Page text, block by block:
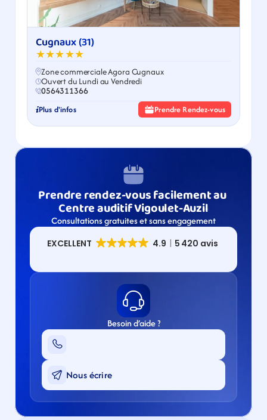
Cugnaux (31)
★★★★★
Zone commerciale Agora Cugnaux
Ouvert du Lundi au Vendredi
0564311366
Plus d'infos Prendre Rendez-vous
Prendre rendez-vous facilement au
Centre auditif Vigoulet-Auzil
Consultations gratuites et sans engagement
Besoin d’aide ?
Nous écrire